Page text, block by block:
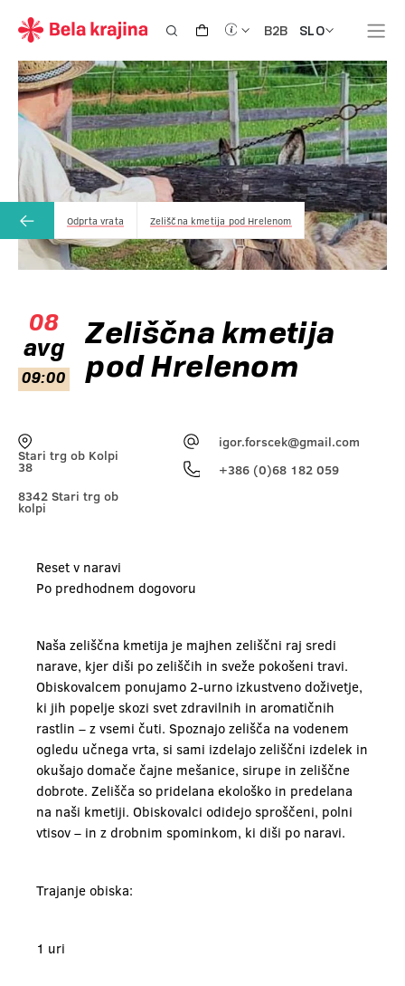
B2B SLO
Odprta vrata Zeliščna kmetija pod Hrelenom
08
avg
09:00
Zeliščna kmetija
pod Hrelenom
Stari trg ob Kolpi
38
8342 Stari trg ob
kolpi
igor.forscek@gmail.com
+386 (0)68 182 059
Reset v naravi
Po predhodnem dogovoru
Naša zeliščna kmetija je majhen zeliščni raj sredi
narave, kjer diši po zeliščih in sveže pokošeni travi.
Obiskovalcem ponujamo 2-urno izkustveno doživetje,
ki jih popelje skozi svet zdravilnih in aromatičnih
rastlin – z vsemi čuti. Spoznajo zelišča na vodenem
ogledu učnega vrta, si sami izdelajo zeliščni izdelek in
okušajo domače čajne mešanice, sirupe in zeliščne
dobrote. Zelišča so pridelana ekološko in predelana
na naši kmetiji. Obiskovalci odidejo sproščeni, polni
vtisov – in z drobnim spominkom, ki diši po naravi.
Trajanje obiska:
1 uri